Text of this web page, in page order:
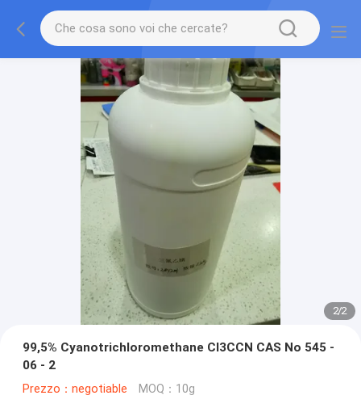
2/2
99,5% Cyanotrichloromethane Cl3CCN CAS No 545 -
06 - 2
Prezzo：negotiable MOQ：10g